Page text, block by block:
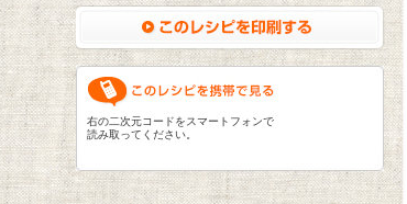
右の二次元コードをスマートフォンで
読み取ってください。